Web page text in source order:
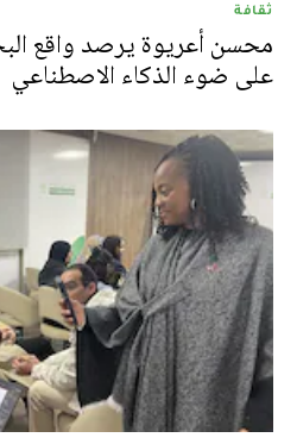
ثقافة
محسن أعريوة يرصد واقع
على ضوء الذكاء الاصطناعي